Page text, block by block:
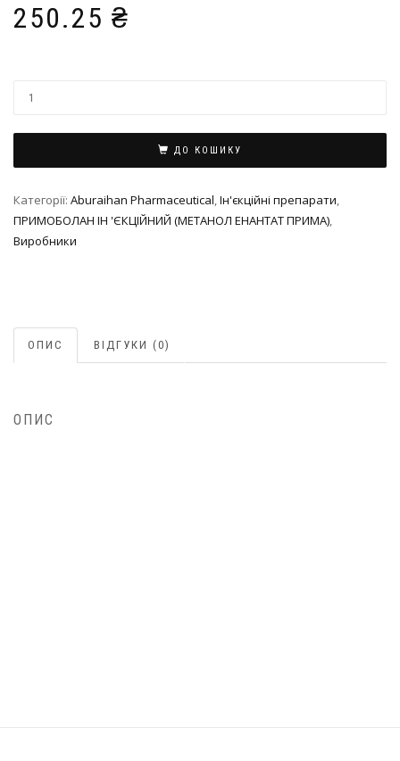
250.25 ₴
ДО КОШИКУ
Категорії: Aburaihan Pharmaceutical,Ін'єкційні препарати,
ПРИМОБОЛАН ІН 'ЄКЦІЙНИЙ (МЕТАНОЛ ЕНАНТАТ ПРИМА),
Виробники
ОПИС ВІДГУКИ (0)
ОПИС